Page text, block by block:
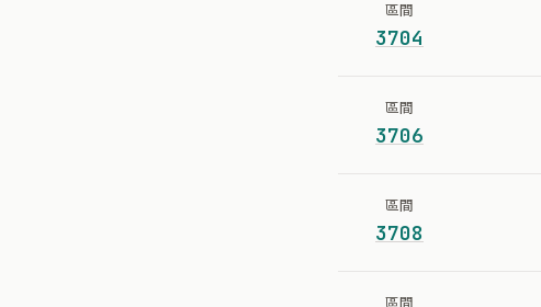
區間
3704
區間
3706
區間
3708
區間